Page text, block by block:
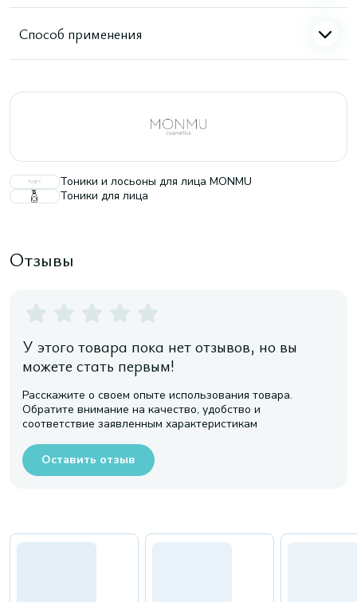
Способ применения
Тоники и лосьоны для лица MONMU
Тоники для лица
Отзывы
У этого товара пока нет отзывов, но вы
можете стать первым!
Расскажите о своем опыте использования товара.
Обратите внимание на качество, удобство и
соответствие заявленным характеристикам
Оставить отзыв